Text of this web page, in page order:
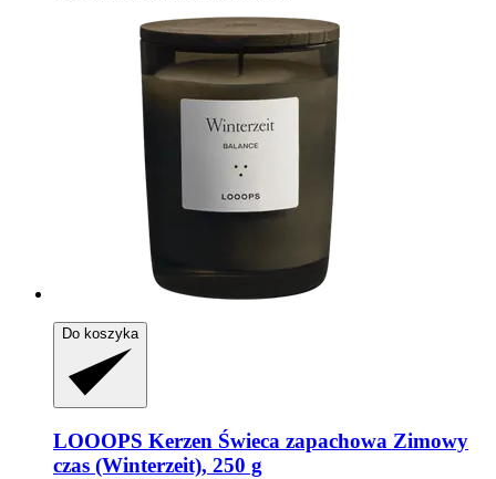
Do koszyka
LOOOPS Kerzen Świeca zapachowa Zimowy
czas (Winterzeit), 250 g